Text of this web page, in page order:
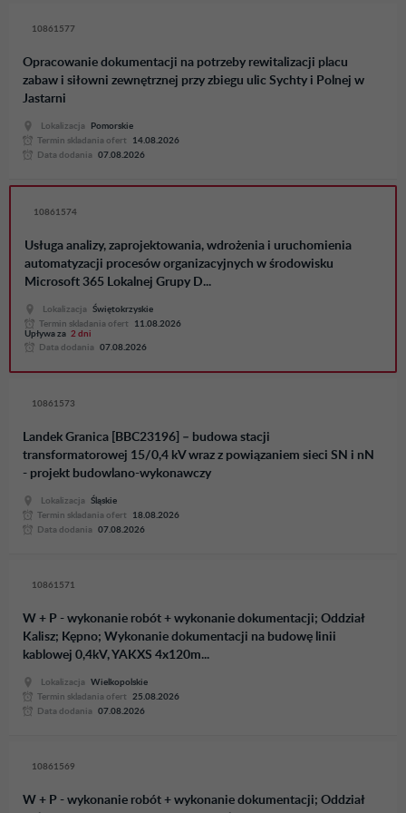
10861577
Opracowanie dokumentacji na potrzeby rewitalizacji placu
zabaw i siłowni zewnętrznej przy zbiegu ulic Sychty i Polnej w
Jastarni
Lokalizacja
Pomorskie
Termin skladania ofert
14.08.2026
Data dodania
07.08.2026
10861574
Usługa analizy, zaprojektowania, wdrożenia i uruchomienia
automatyzacji procesów organizacyjnych w środowisku
Microsoft 365 Lokalnej Grupy D...
Lokalizacja
Świętokrzyskie
Termin skladania ofert
11.08.2026
Upływa za 2 dni
Data dodania
07.08.2026
10861573
Landek Granica [BBC23196] – budowa stacji
transformatorowej 15/0,4 kV wraz z powiązaniem sieci SN i nN
- projekt budowlano-wykonawczy
Lokalizacja
Śląskie
Termin skladania ofert
18.08.2026
Data dodania
07.08.2026
10861571
W + P - wykonanie robót + wykonanie dokumentacji; Oddział
Kalisz; Kępno; Wykonanie dokumentacji na budowę linii
kablowej 0,4kV, YAKXS 4x120m...
Lokalizacja
Wielkopolskie
Termin skladania ofert
25.08.2026
Data dodania
07.08.2026
10861569
W + P - wykonanie robót + wykonanie dokumentacji; Oddział